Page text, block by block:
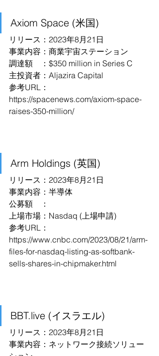
Axiom Space (米国)
リリース：2023年8月21日
事業内容：商業宇宙ステーション
調達額　：$350 million in Series C
主投資者：Aljazira Capital
参考URL：
https://spacenews.com/axiom-space-
raises-350-million/
Arm Holdings (英国)
リリース：2023年8月21日
事業内容：半導体
公募額　：
上場市場：Nasdaq (上場申請)
参考URL：
https://www.cnbc.com/2023/08/21/arm-
files-for-nasdaq-listing-as-softbank-
sells-shares-in-chipmaker.html
BBT.live (イスラエル)
リリース：2023年8月21日
事業内容：ネットワーク接続ソリュー